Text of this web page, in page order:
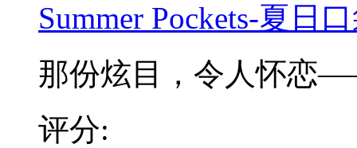
Summer Pockets-夏日
那份炫目，令人怀恋
评分: